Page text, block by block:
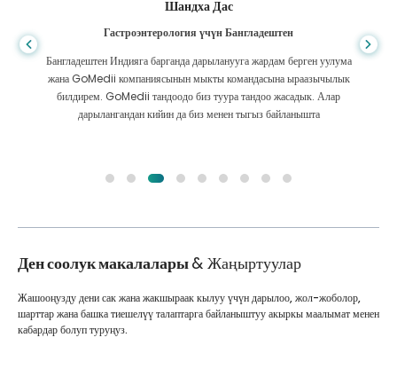
Шандха Дас
Гастроэнтерология үчүн Бангладештен
Бангладештен Индияга барганда дарыланууга жардам берген уулума
жана GoMedii компаниясынын мыкты командасына ыраазычылык
билдирем. GoMedii тандоодо биз туура тандоо жасадык. Алар
дарылангандан кийин да биз менен тыгыз байланышта
Ден соолук макалалары& Жаңыртуулар
Жашооңузду дени сак жана жакшыраак кылуу үчүн дарылоо, жол-жоболор,
шарттар жана башка тиешелүү талаптарга байланыштуу акыркы маалымат менен
кабардар болуп туруңуз.